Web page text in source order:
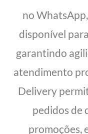
no
disponível
garantindo
atendimento
Delivery
pedidos de
promoções,